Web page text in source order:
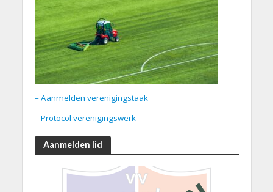
– Aanmelden verenigingstaak
– Protocol verenigingswerk
Aanmelden lid